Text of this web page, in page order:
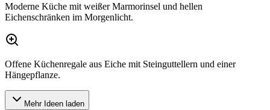
Moderne Küche mit weißer Marmorinsel und hellen
Eichenschränken im Morgenlicht.
Offene Küchenregale aus Eiche mit Steinguttellern und einer
Hängepflanze.
Mehr Ideen laden